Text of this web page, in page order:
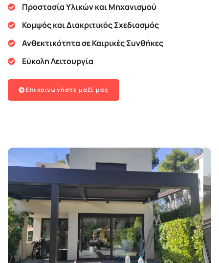
Προστασία Υλικών και Μηχανισμού
Κομψός και Διακριτικός Σχεδιασμός
Ανθεκτικότητα σε Καιρικές Συνθήκες
Εύκολη Λειτουργία
Επικοινωνήστε μαζί μας